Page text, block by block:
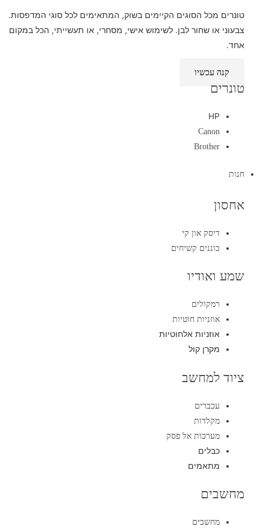
טונרים מכל הסוגים הקיימים בשוק, המתאימים לכל סוגי המדפסות.
צבעוני או שחור לבן. לשימוש אישי, מסחרי, או תעשייתי, הכל במקום
אחד.
קנה עכשיו
טונרים
HP
Canon
Brother
חנות
אחסון
דיסק און קי
כוננים קשיחים
שמע ואודיו
רמקולים
אוזניות חוטיות
אוזניות אלחוטיות
מקרן קול
ציוד למחשב
עכברים
מקלדות
מערכות אל פסק
כבלים
מתאמים
מחשבים
מחשבים